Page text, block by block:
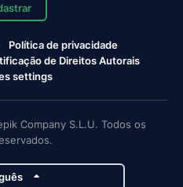
Política de privacidade
de Direitos Autorais
settings
Company S.L.U. Todos os